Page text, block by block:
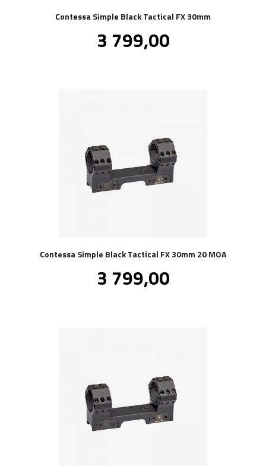
Contessa Simple Black Tactical FX 30mm
Pris
3 799,00mva.
Contessa Simple Black Tactical FX 30mm 20 MOA
Pris
3 799,00mva.